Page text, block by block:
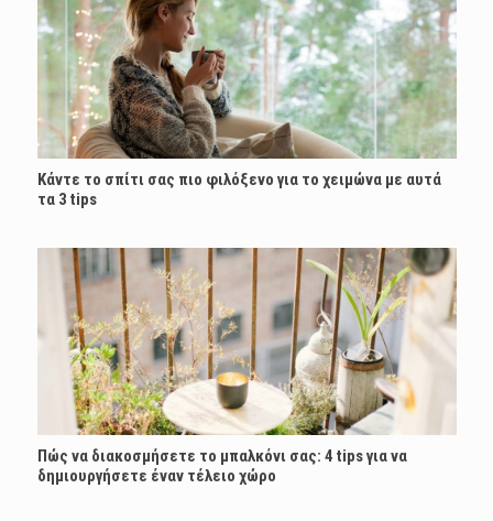
Κάντε το σπίτι σας πιο φιλόξενο για το χειμώνα με αυτά
τα 3 tips
Πώς να διακοσμήσετε το μπαλκόνι σας: 4 tips για να
δημιουργήσετε έναν τέλειο χώρο